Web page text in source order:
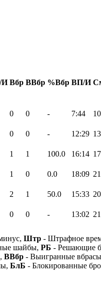
И Вбр ВВбр %Вбр ВП/И
0 0 - 7:44
0 0 - 12:29
1 1 100.0 16:14
1 0 0.0 18:09
2 1 50.0 15:33
0 0 - 13:02
Штр - Штрафное
шайбы, РБ - Решающие
ВВбр - Выигранные
БлБ - Блокированные